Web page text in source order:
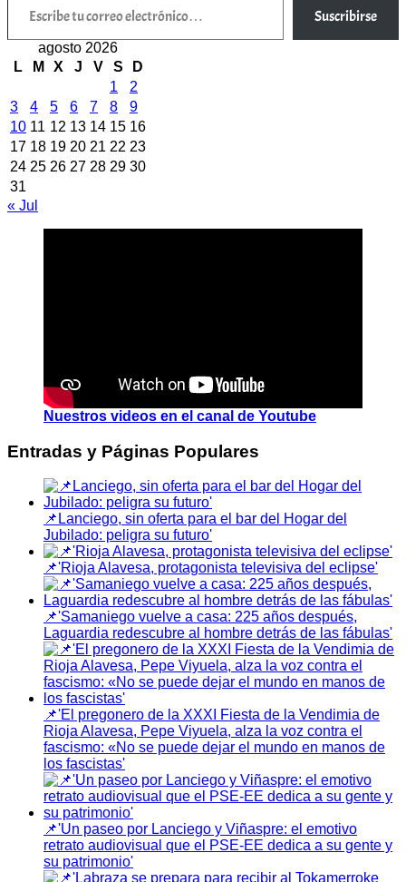
Suscribirse
agosto 2026
L
M X J V S
D
1
2
3
4 5 6 7 8
9
10 11 12 13 14 15 16
17 18 19 20 21 22 23
24 25 26 27 28 29 30
31
« Jul
Nuestros videos en el canal de Youtube
Entradas y Páginas Populares
📌Lanciego, sin oferta para el bar del Hogar del
Jubilado: peligra su futuro'
📌'Rioja Alavesa, protagonista televisiva del eclipse'
📌'Samaniego vuelve a casa: 225 años después,
Laguardia redescubre al hombre detrás de las fábulas'
📌'El pregonero de la XXXI Fiesta de la Vendimia de
Rioja Alavesa, Pepe Viyuela, alza la voz contra el
fascismo: «No se puede dejar el mundo en manos de
los fascistas'
📌'Un paseo por Lanciego y Viñaspre: el emotivo
retrato audiovisual que el PSE-EE dedica a su gente y
su patrimonio'